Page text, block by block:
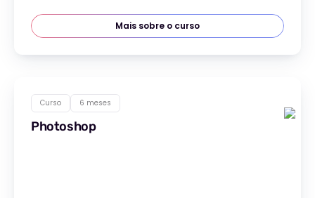
Mais sobre o curso
Curso 6 meses
Photoshop